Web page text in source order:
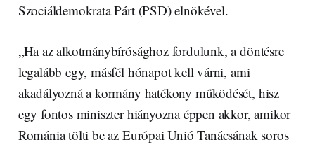
Szociáldemokrata Párt (PSD) elnökével.
„Ha az alkotmánybírósághoz fordulunk, a döntésre
legalább egy, másfél hónapot kell várni, ami
akadályozná a kormány hatékony működését, hisz
egy fontos miniszter hiányozna éppen akkor, amikor
Románia tölti be az Európai Unió Tanácsának soros